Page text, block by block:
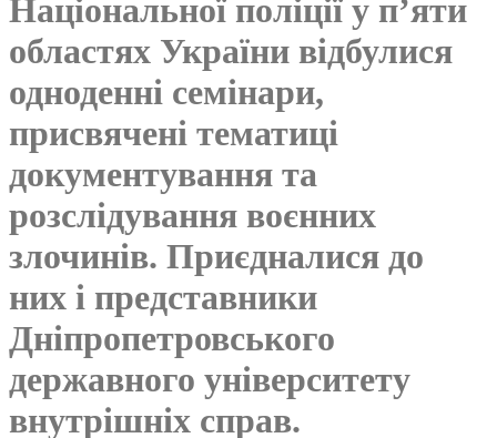
Національної поліції у п’яти
областях України відбулися
одноденні семінари,
присвячені тематиці
документування та
розслідування воєнних
злочинів. Приєдналися до
них і представники
Дніпропетровського
державного університету
внутрішніх справ.